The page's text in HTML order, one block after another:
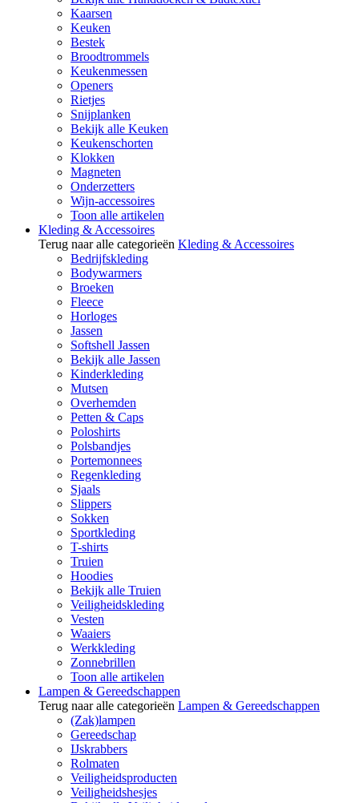
Kaarsen
Keuken
Bestek
Broodtrommels
Keukenmessen
Openers
Rietjes
Snijplanken
Bekijk alle Keuken
Keukenschorten
Klokken
Magneten
Onderzetters
Wijn-accessoires
Toon alle artikelen
Kleding & Accessoires
Terug naar alle categorieën Kleding & Accessoires
Bedrijfskleding
Bodywarmers
Broeken
Fleece
Horloges
Jassen
Softshell Jassen
Bekijk alle Jassen
Kinderkleding
Mutsen
Overhemden
Petten & Caps
Poloshirts
Polsbandjes
Portemonnees
Regenkleding
Sjaals
Slippers
Sokken
Sportkleding
T-shirts
Truien
Hoodies
Bekijk alle Truien
Veiligheidskleding
Vesten
Waaiers
Werkkleding
Zonnebrillen
Toon alle artikelen
Lampen & Gereedschappen
Terug naar alle categorieën Lampen & Gereedschappen
(Zak)lampen
Gereedschap
IJskrabbers
Rolmaten
Veiligheidsproducten
Veiligheidshesjes